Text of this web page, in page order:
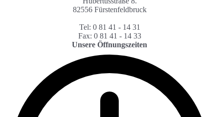
82556 Fürstenfeldbruck
Tel: 0 81 41 - 14 31
Fax: 0 81 41 - 14 33
Unsere Öffnungszeiten